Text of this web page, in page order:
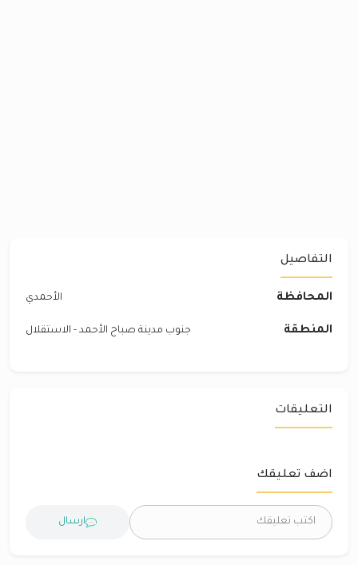
التفاصيل
المحافظة الأحمدي
المنطقة جنوب مدينة صباح الأحمد - الاستقلال
التعليقات
اضف تعليقك
ارسال